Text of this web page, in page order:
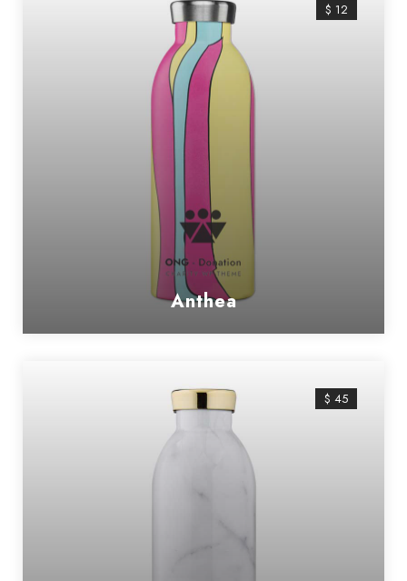
$ 12
Anthea
$ 45